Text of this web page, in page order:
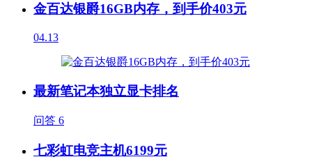
金百达银爵16GB内存，到手价403元
04.13
最新笔记本独立显卡排名
问答 6
七彩虹电竞主机6199元